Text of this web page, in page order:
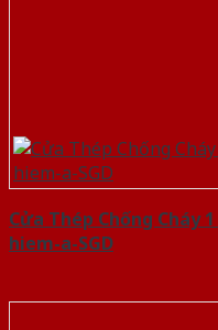
Cửa Thép Chống Cháy
hiem-a-SGD